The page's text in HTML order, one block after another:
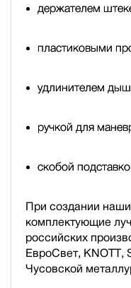
держателем
пластиковыми
удлинителем
ручкой для
скобой
При создании
комплектующие
российских
ЕвроСвет, KNOTT,
Чусовской